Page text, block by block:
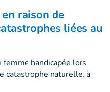
raison de
liées au